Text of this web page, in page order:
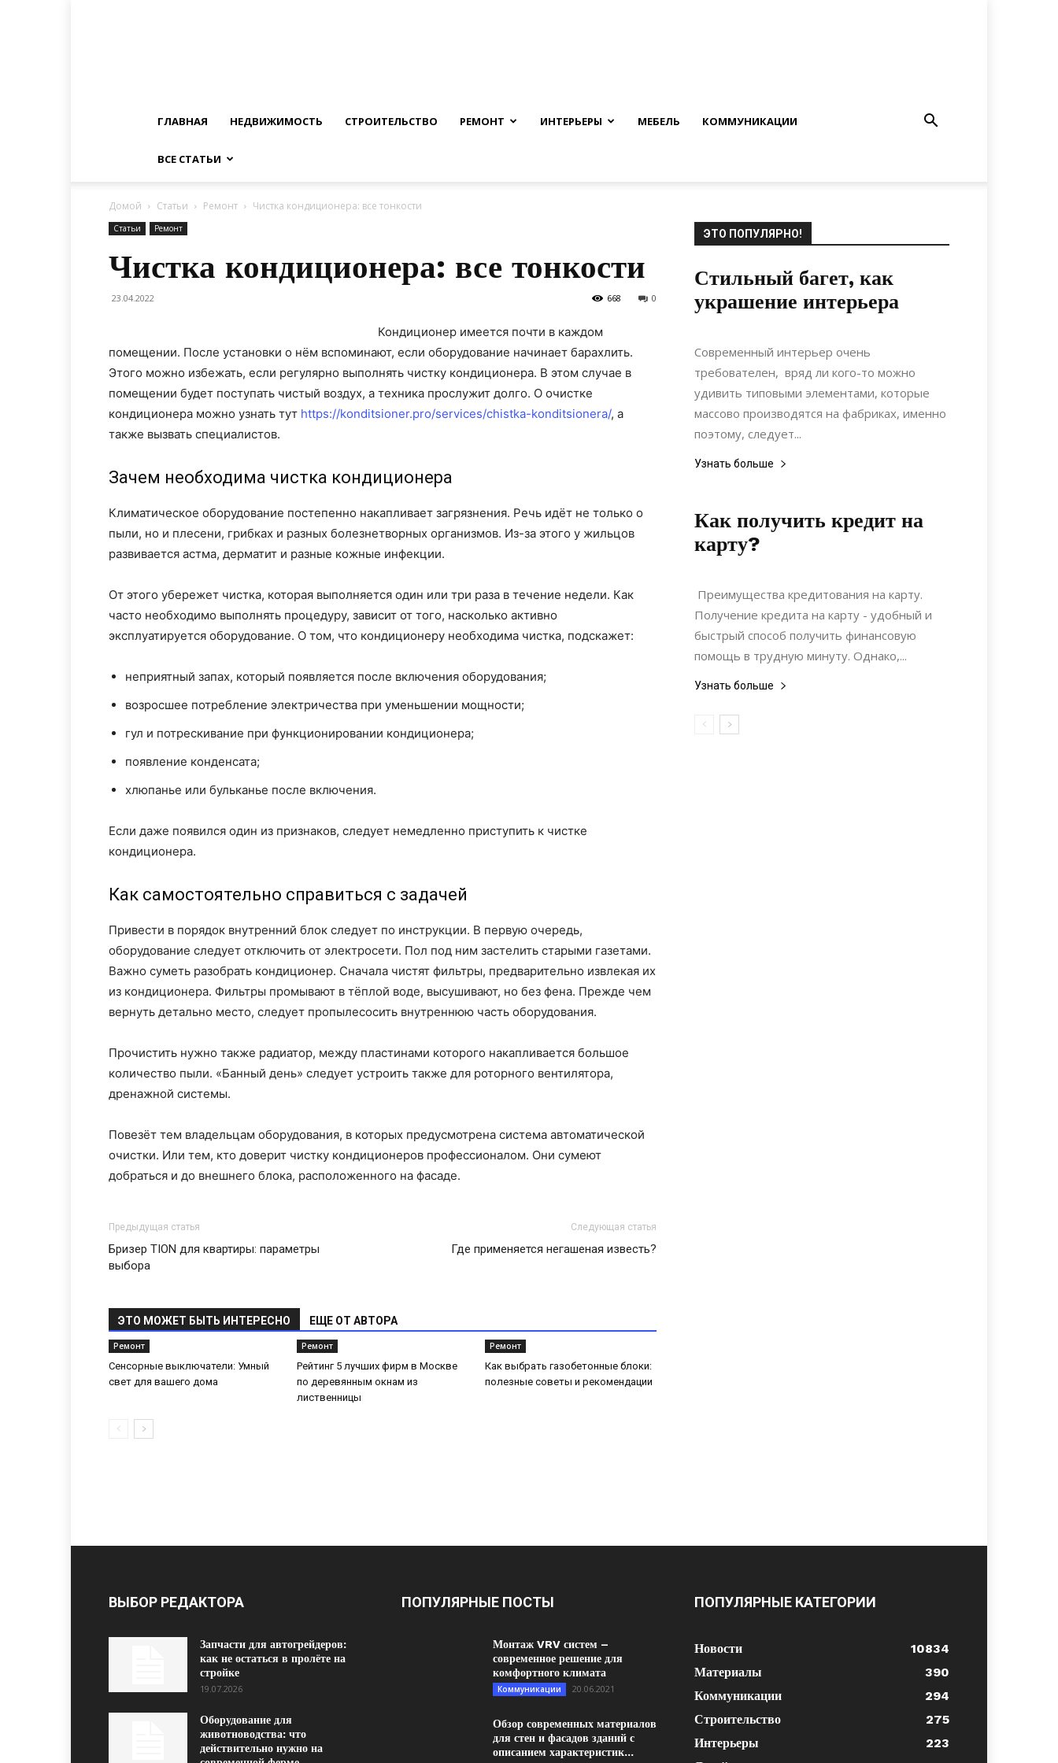
ГЛАВНАЯ НЕДВИЖИМОСТЬ СТРОИТЕЛЬСТВО РЕМОНТ ИНТЕРЬЕРЫ МЕБЕЛЬ КОММУНИКАЦИИ
ВСЕ СТАТЬИ
Домой Статьи Ремонт Чистка кондиционера: все тонкости
Статьи Ремонт
Чистка кондиционера: все тонкости
23.04.2022 0
668
Кондиционер имеется почти в каждом
помещении. После установки о нём вспоминают, если оборудование начинает барахлить.
Этого можно избежать, если регулярно выполнять чистку кондиционера. В этом случае в
помещении будет поступать чистый воздух, а техника прослужит долго. О очистке
кондиционера можно узнать тут https://konditsioner.pro/services/chistka-konditsionera/, а
также вызвать специалистов.
Зачем необходима чистка кондиционера
Климатическое оборудование постепенно накапливает загрязнения. Речь идёт не только о
пыли, но и плесени, грибках и разных болезнетворных организмов. Из-за этого у жильцов
развивается астма, дерматит и разные кожные инфекции.
От этого убережет чистка, которая выполняется один или три раза в течение недели. Как
часто необходимо выполнять процедуру, зависит от того, насколько активно
эксплуатируется оборудование. О том, что кондиционеру необходима чистка, подскажет:
неприятный запах, который появляется после включения оборудования;
возросшее потребление электричества при уменьшении мощности;
гул и потрескивание при функционировании кондиционера;
появление конденсата;
хлюпанье или бульканье после включения.
Если даже появился один из признаков, следует немедленно приступить к чистке
кондиционера.
Как самостоятельно справиться с задачей
Привести в порядок внутренний блок следует по инструкции. В первую очередь,
оборудование следует отключить от электросети. Пол под ним застелить старыми газетами.
Важно суметь разобрать кондиционер. Сначала чистят фильтры, предварительно извлекая их
из кондиционера. Фильтры промывают в тёплой воде, высушивают, но без фена. Прежде чем
вернуть детально место, следует пропылесосить внутреннюю часть оборудования.
Прочистить нужно также радиатор, между пластинами которого накапливается большое
количество пыли. «Банный день» следует устроить также для роторного вентилятора,
дренажной системы.
Повезёт тем владельцам оборудования, в которых предусмотрена система автоматической
очистки. Или тем, кто доверит чистку кондиционеров профессионалом. Они сумеют
добраться и до внешнего блока, расположенного на фасаде.
Предыдущая статья
Бризер TION для квартиры: параметры
выбора
Следующая статья
Где применяется негашеная известь?
ЭТО МОЖЕТ БЫТЬ ИНТЕРЕСНО ЕЩЕ ОТ АВТОРА
Ремонт
Сенсорные выключатели: Умный
свет для вашего дома
Ремонт
Рейтинг 5 лучших фирм в Москве
по деревянным окнам из
лиственницы
Ремонт
Как выбрать газобетонные блоки:
полезные советы и рекомендации
ЭТО ПОПУЛЯРНО!
Стильный багет, как
украшение интерьера
29.09.2017
Современный интерьер очень
требователен, вряд ли кого-то можно
удивить типовыми элементами, которые
массово производятся на фабриках, именно
поэтому, следует...
Узнать больше
Как получить кредит на
карту?
15.07.2022
Преимущества кредитования на карту.
Получение кредита на карту - удобный и
быстрый способ получить финансовую
помощь в трудную минуту. Однако,...
Узнать больше
ВЫБОР РЕДАКТОРА
Запчасти для автогрейдеров:
как не остаться в пролёте на
стройке
19.07.2026
Оборудование для
животноводства: что
действительно нужно на
ПОПУЛЯРНЫЕ ПОСТЫ
Монтаж VRV систем –
современное решение для
комфортного климата
Коммуникации 20.06.2021
Обзор современных материалов
для стен и фасадов зданий с
описанием характеристик...
ПОПУЛЯРНЫЕ КАТЕГОРИИ
Новости
10834
Материалы
390
Коммуникации
294
Строительство
275
Интерьеры
223